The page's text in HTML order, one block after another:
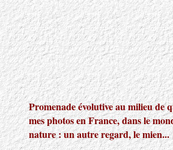
Promenade évolutiveau milieu de
mes photos en France, dans le
nature : un autre regard, le mien...